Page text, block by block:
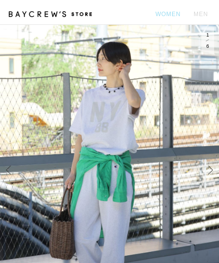
WOMEN MEN
Prev
1
6